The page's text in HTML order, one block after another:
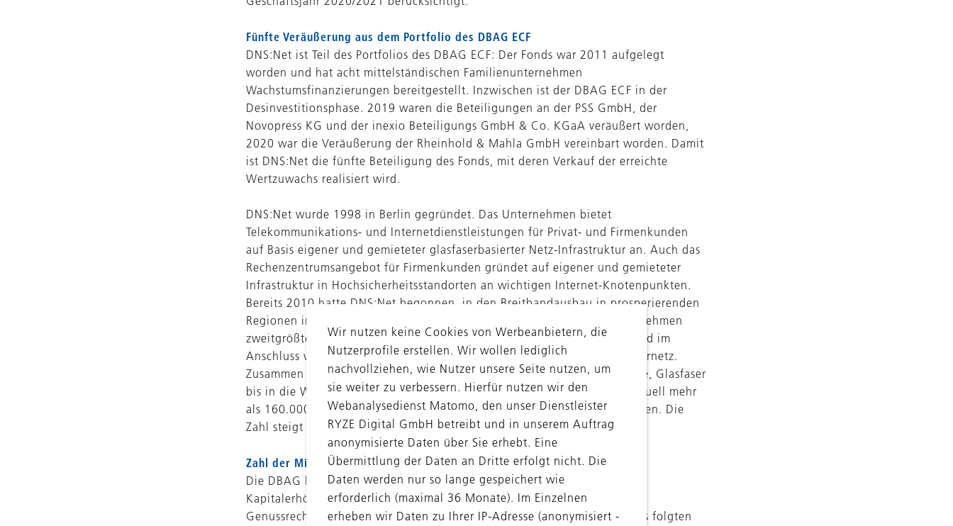
Fünfte Veräußerung aus dem Portfolio des DBAG ECF
DNS:Net ist Teil des Portfolios des DBAG ECF: Der Fonds war 2011 aufgelegt
worden und hat acht mittelständischen Familienunternehmen
Wachstumsfinanzierungen bereitgestellt. Inzwischen ist der DBAG ECF in der
Desinvestitionsphase. 2019 waren die Beteiligungen an der PSS GmbH, der
Novopress KG und der inexio Beteiligungs GmbH & Co. KGaA veräußert worden,
2020 war die Veräußerung der Rheinhold & Mahla GmbH vereinbart worden. Damit
ist DNS:Net die fünfte Beteiligung des Fonds, mit deren Verkauf der erreichte
Wertzuwachs realisiert wird.
DNS:Net wurde 1998 in Berlin gegründet. Das Unternehmen bietet
Telekommunikations- und Internetdienstleistungen für Privat- und Firmenkunden
auf Basis eigener und gemieteter glasfaserbasierter Netz-Infrastruktur an. Auch das
Rechenzentrumsangebot für Firmenkunden gründet auf eigener und gemieteter
Infrastruktur in Hochsicherheitsstandorten an wichtigen Internet-Knotenpunkten.
Bereits 2010 hatte DNS:Net begonnen, in den Breitbandausbau in prosperierenden
Regionen im Umland von Berlin zu investieren. Inzwischen ist das Unternehmen
zweitgrößter Anbieter von VDSL-Anschlüssen in Brandenburg und führend im
Anschluss von Neubau-Wohnimmobilien in Berlin an das eigene Glasfasernetz.
Zusammen mit dem neu gestarteten FttH-Ausbau (FttH: Fibre to the Home, Glasfaser
bis in die Wohnung) im Berliner Umland und Sachsen-Anhalt können aktuell mehr
als 160.000 Haushalte mit Internet, Telefon und Fernsehen versorgt werden. Die
Zahl steigt wöchentlich.
Zahl der Mitarbeiter wächst von 30 auf 220
Die DBAG hatte sich 2013 an der Seite des DBAG ECF im Zuge einer
Kapitalerhöhung minderheitlich an DNS:Net beteiligt und zusätzlich
Genussrechtskapital bereitgestellt. Mit dem Wachstum des Unternehmens folgten
Wir nutzen keine Cookies von Werbeanbietern, die
Nutzerprofile erstellen. Wir wollen lediglich
nachvollziehen, wie Nutzer unsere Seite nutzen, um
sie weiter zu verbessern. Hierfür nutzen wir den
Webanalysedienst Matomo, den unser Dienstleister
RYZE Digital GmbH betreibt und in unserem Auftrag
anonymisierte Daten über Sie erhebt. Eine
Übermittlung der Daten an Dritte erfolgt nicht. Die
Daten werden nur so lange gespeichert wie
erforderlich (maximal 36 Monate). Im Einzelnen
erheben wir Daten zu Ihrer IP-Adresse (anonymisiert -